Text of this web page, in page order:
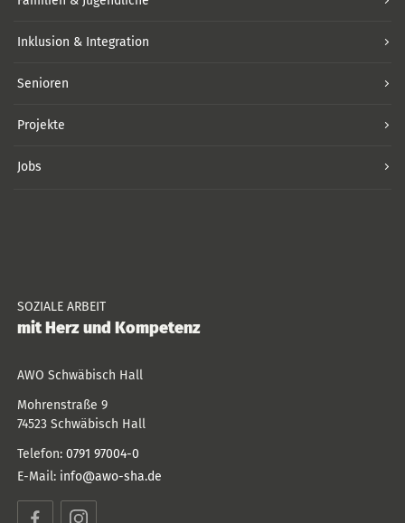
Inklusion & Integration
Senioren
Projekte
Jobs
SOZIALE ARBEIT
mit Herz und Kompetenz
AWO Schwäbisch Hall
Mohrenstraße 9
74523 Schwäbisch Hall
Telefon: 0791 97004-0
E-Mail: info@awo-sha.de
FacebookInstagram